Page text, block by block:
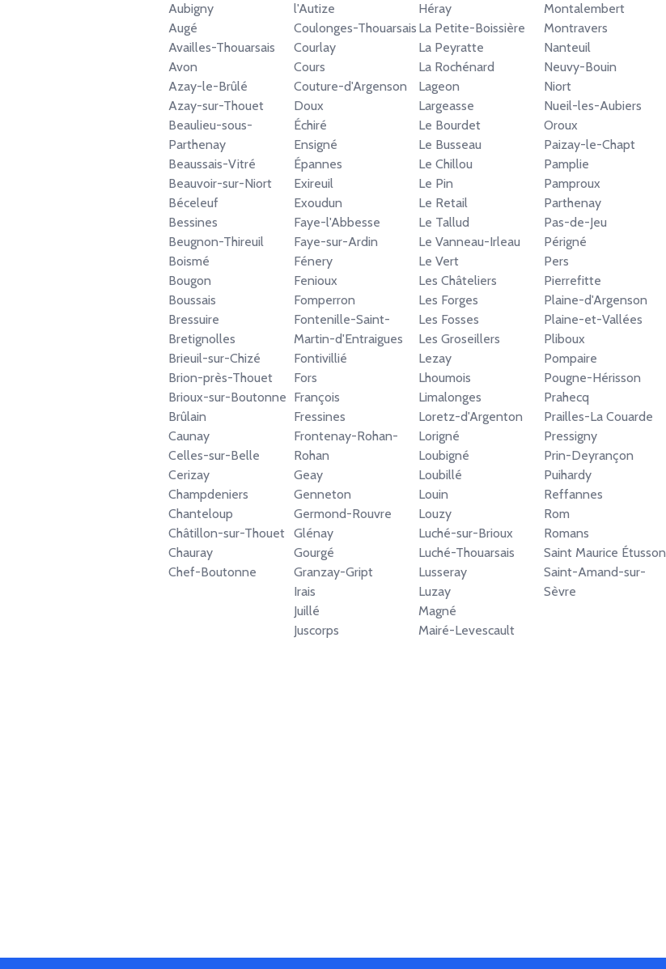
Aubigny
Augé
Availles-Thouarsais
Avon
Azay-le-Brûlé
Azay-sur-Thouet
Beaulieu-sous-
Parthenay
Beaussais-Vitré
Beauvoir-sur-Niort
Béceleuf
Bessines
Beugnon-Thireuil
Boismé
Bougon
Boussais
Bressuire
Bretignolles
Brieuil-sur-Chizé
Brion-près-Thouet
Brioux-sur-Boutonne
Brûlain
Caunay
Celles-sur-Belle
Cerizay
Champdeniers
Chanteloup
Châtillon-sur-Thouet
Chauray
Chef-Boutonne
l'Autize
Coulonges-Thouarsais
Courlay
Cours
Couture-d'Argenson
Doux
Échiré
Ensigné
Épannes
Exireuil
Exoudun
Faye-l'Abbesse
Faye-sur-Ardin
Fénery
Fenioux
Fomperron
Fontenille-Saint-
Martin-d'Entraigues
Fontivillié
Fors
François
Fressines
Frontenay-Rohan-
Rohan
Geay
Genneton
Germond-Rouvre
Glénay
Gourgé
Granzay-Gript
Irais
Juillé
Juscorps
Héray
La Petite-Boissière
La Peyratte
La Rochénard
Lageon
Largeasse
Le Bourdet
Le Busseau
Le Chillou
Le Pin
Le Retail
Le Tallud
Le Vanneau-Irleau
Le Vert
Les Châteliers
Les Forges
Les Fosses
Les Groseillers
Lezay
Lhoumois
Limalonges
Loretz-d'Argenton
Lorigné
Loubigné
Loubillé
Louin
Louzy
Luché-sur-Brioux
Luché-Thouarsais
Lusseray
Luzay
Magné
Mairé-Levescault
Montalembert
Montravers
Nanteuil
Neuvy-Bouin
Niort
Nueil-les-Aubiers
Oroux
Paizay-le-Chapt
Pamplie
Pamproux
Parthenay
Pas-de-Jeu
Périgné
Pers
Pierrefitte
Plaine-d'Argenson
Plaine-et-Vallées
Pliboux
Pompaire
Pougne-Hérisson
Prahecq
Prailles-La Couarde
Pressigny
Prin-Deyrançon
Puihardy
Reffannes
Rom
Romans
Saint Maurice Étusson
Saint-Amand-sur-
Sèvre